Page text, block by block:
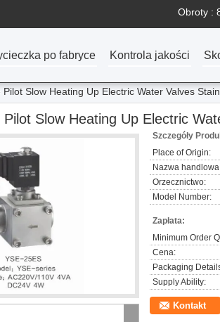
Obroty :
po fabryce Kontrola jakości
Pilot Slow Heating Up Electric Water Valves
Slow Heating Up Electric
Szczegóły
Place of Origin:
Nazwa
Orzecznictwo:
Model Number:
Zapłata:
Minimum Order
Cena:
Packaging
Supply Ability:
Kontakt